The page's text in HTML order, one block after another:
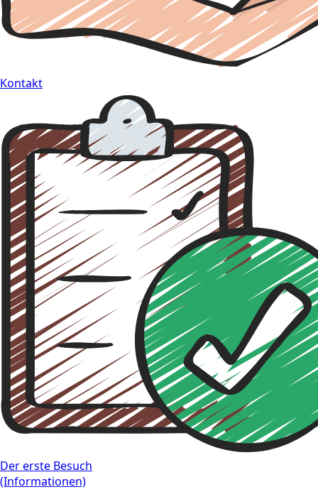
Kontakt
Der erste Besuch
(Informationen)